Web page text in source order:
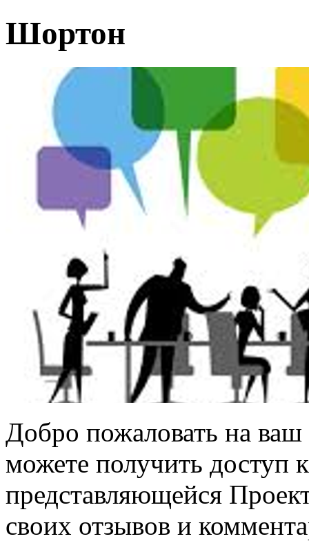
Шортон
Добро пожаловать на
можете получить доступ
представляющейся
своих отзывов и